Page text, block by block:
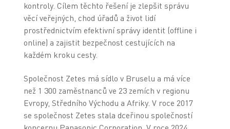
kontroly. Cílem těchto řešení je zlepšit správu
věcí veřejných, chod úřadů a život lidí
prostřednictvím efektivní správy identit (offline i
online) a zajistit bezpečnost cestujících na
každém kroku cesty.
Společnost Zetes má sídlo v Bruselu a má více
než 1 300 zaměstnanců ve 23 zemích v regionu
Evropy, Středního Východu a Afriky. V roce 2017
se společnost Zetes stala dceřinou společností